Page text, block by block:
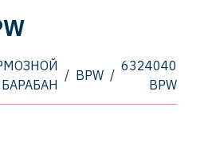
БАРАБАН
/ BPW /
6324040
BPW